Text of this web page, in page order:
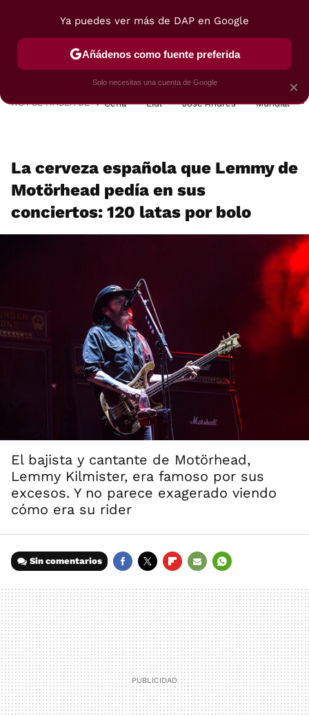
POSTRES VIAJES SELECCIÓN VEGUI
HOY SE HABLA DE Cena Lidl José Andrés Mundial
La cerveza española que Lemmy de
Motörhead pedía en sus
conciertos: 120 latas por bolo
El bajista y cantante de Motörhead,
Lemmy Kilmister, era famoso por sus
excesos. Y no parece exagerado viendo
cómo era su rider
Sin comentarios
MAIL
×
Ya puedes ver más de DAP en Google
Añádenos como fuente preferida
Solo necesitas una cuenta de Google